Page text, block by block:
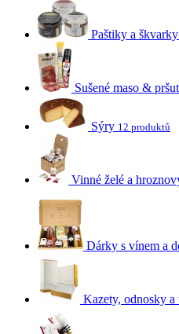
Paštiky a škvarky
Sušené maso & pršut
Sýry 12 produktů
Vinné želé a
Dárky s vínem a
Kazety, odnosky a